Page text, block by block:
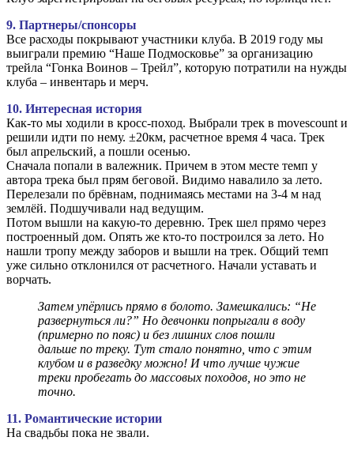
9. Партнеры/спонсоры
Все расходы покрывают участники клуба. В 2019 году мы
выиграли премию “Наше Подмосковье” за организацию
трейла “Гонка Воинов – Трейл”, которую потратили на нужды
клуба – инвентарь и мерч.
10. Интересная история
Как-то мы ходили в кросс-поход. Выбрали трек в movescount и
решили идти по нему. ±20км, расчетное время 4 часа. Трек
был апрельский, а пошли осенью.
Сначала попали в валежник. Причем в этом месте темп у
автора трека был прям беговой. Видимо навалило за лето.
Перелезали по брёвнам, поднимаясь местами на 3-4 м над
землёй. Подшучивали над ведущим.
Потом вышли на какую-то деревню. Трек шел прямо через
построенный дом. Опять же кто-то построился за лето. Но
нашли тропу между заборов и вышли на трек. Общий темп
уже сильно отклонился от расчетного. Начали уставать и
ворчать.
Затем упёрлись прямо в болото. Замешкались: “Не
развернуться ли?” Но девчонки попрыгали в воду
(примерно по пояс) и без лишних слов пошли
дальше по треку. Тут стало понятно, что с этим
клубом и в разведку можно! И что лучше чужие
треки пробегать до массовых походов, но это не
точно.
11. Романтические истории
На свадьбы пока не звали.